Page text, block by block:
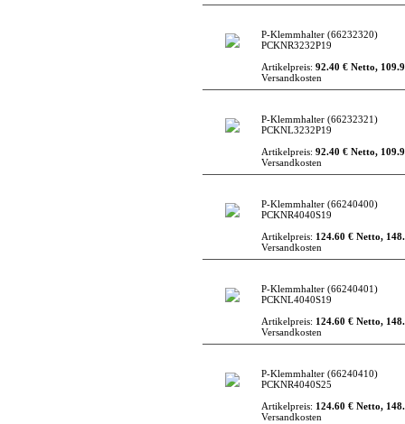
P-Klemmhalter (66232320)
PCKNR3232P19
Artikelpreis: 92.40 € Netto,
Versandkosten
P-Klemmhalter (66232321)
PCKNL3232P19
Artikelpreis: 92.40 € Netto,
Versandkosten
P-Klemmhalter (66240400)
PCKNR4040S19
Artikelpreis: 124.60 € Netto,
Versandkosten
P-Klemmhalter (66240401)
PCKNL4040S19
Artikelpreis: 124.60 € Netto,
Versandkosten
P-Klemmhalter (66240410)
PCKNR4040S25
Artikelpreis: 124.60 € Netto,
Versandkosten